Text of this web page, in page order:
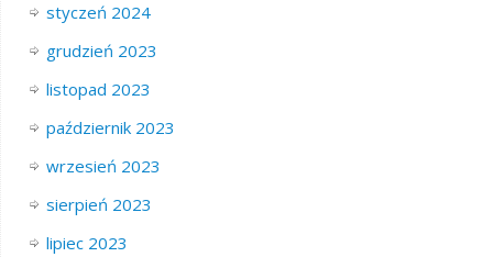
styczeń 2024
grudzień 2023
listopad 2023
październik 2023
wrzesień 2023
sierpień 2023
lipiec 2023